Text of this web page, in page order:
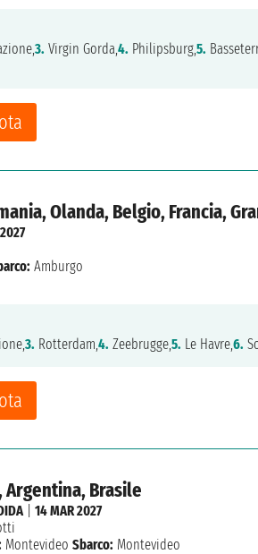
3. Virgin Gorda,4. Philipsburg,5.
Olanda, Belgio, Francia,
Amburgo
3. Rotterdam,4. Zeebrugge,5. Le Havre,6.
Argentina, Brasile
| 14 MAR 2027
Montevideo Sbarco: Montevideo